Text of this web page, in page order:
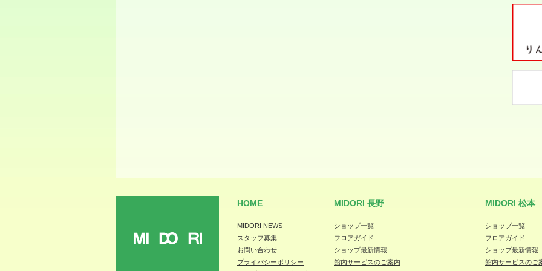
HOME
MIDORI NEWS
スタッフ募集
お問い合わせ
プライバシーポリシー
MIDORI 長野
ショップ一覧
フロアガイド
ショップ最新情報
館内サービスのご案内
MIDORI 松本
ショップ一覧
フロアガイド
ショップ最新情報
館内サービスのご